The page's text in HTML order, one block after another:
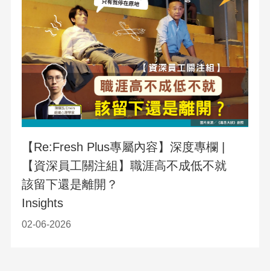
【Re:Fresh Plus專屬內容】深度專欄 |
【資深員工關注組】職涯高不成低不就
該留下還是離開？
Insights
02-06-2026